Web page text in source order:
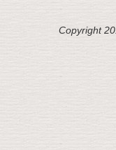
Copyright